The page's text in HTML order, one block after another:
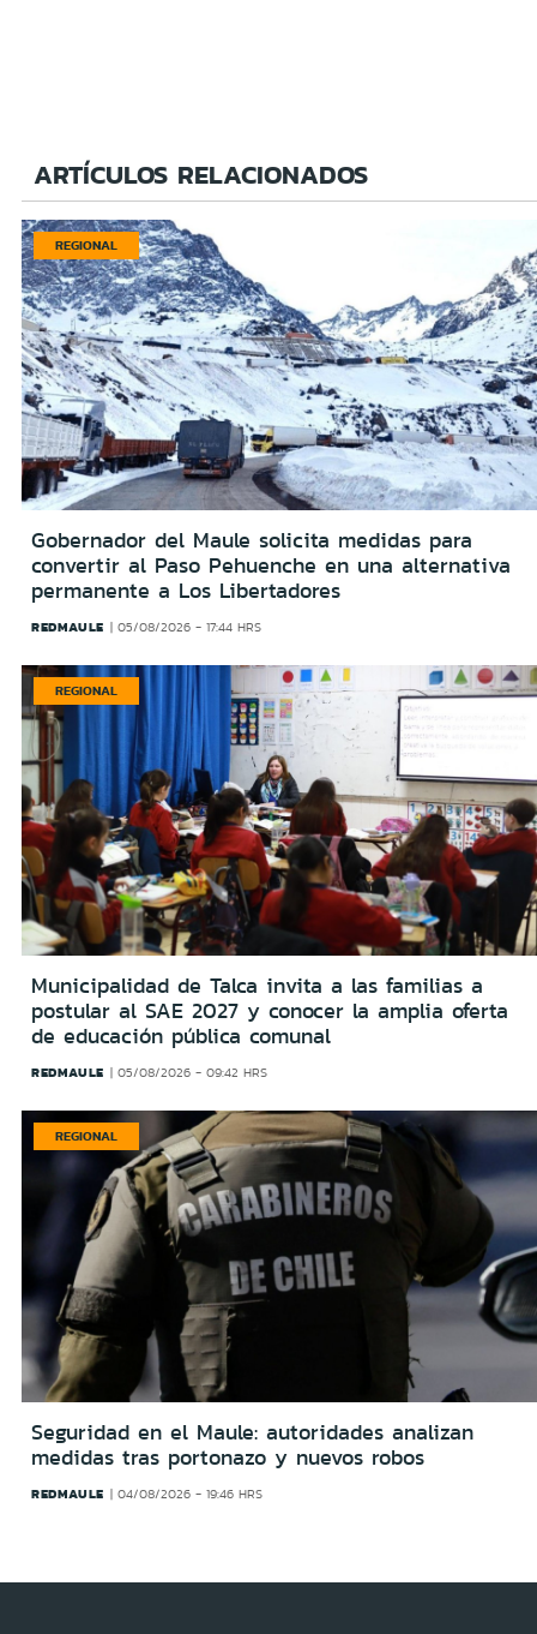
ARTÍCULOS RELACIONADOS
REGIONAL
Gobernador del Maule solicita medidas para
convertir al Paso Pehuenche en una alternativa
permanente a Los Libertadores
REDMAULE 05/08/2026 - 17:44 HRS
REGIONAL
Municipalidad de Talca invita a las familias a
postular al SAE 2027 y conocer la amplia oferta
de educación pública comunal
REDMAULE 05/08/2026 - 09:42 HRS
REGIONAL
Seguridad en el Maule: autoridades analizan
medidas tras portonazo y nuevos robos
REDMAULE 04/08/2026 - 19:46 HRS